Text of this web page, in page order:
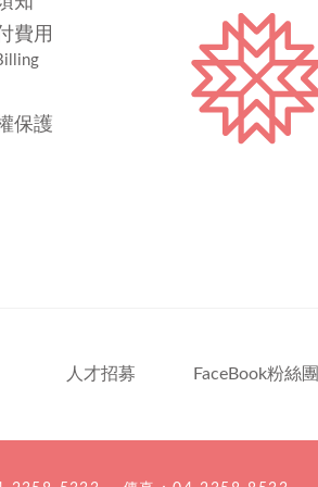
費用
保護
人才招募 FaceBook粉絲團